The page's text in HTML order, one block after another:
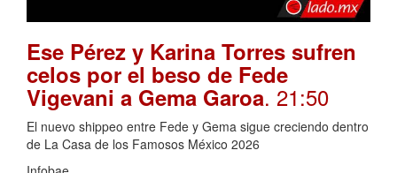
Ese Pérez y Karina Torres sufren
celos por el beso de Fede
Vigevani a Gema Garoa. 21:50
El nuevo shippeo entre Fede y Gema sigue creciendo dentro
de La Casa de los Famosos México 2026